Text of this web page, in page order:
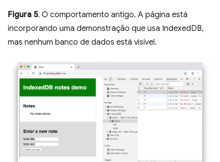
Figura 5. O comportamento antigo. A página está
incorporando uma demonstração que usa IndexedDB,
mas nenhum banco de dados está visível.